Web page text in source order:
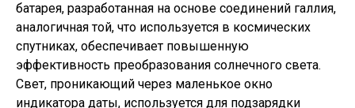
батарея, разработанная на основе соединений галлия,
аналогичная той, что используется в космических
спутниках, обеспечивает повышенную
эффективность преобразования солнечного света.
Свет, проникающий через маленькое окно
индикатора даты, используется для подзарядки